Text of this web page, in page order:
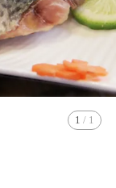
1 / 1